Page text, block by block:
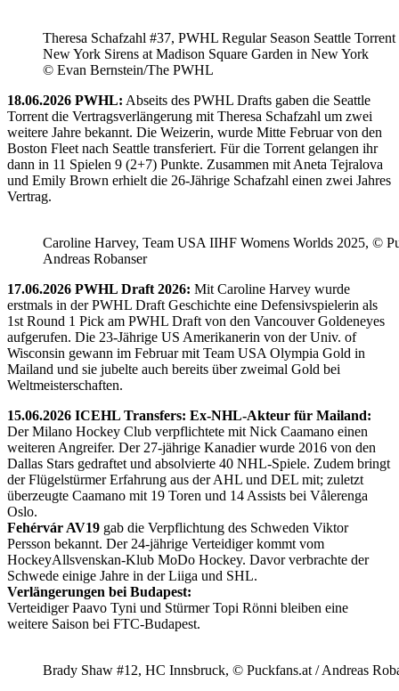
Theresa Schafzahl #37, PWHL Regular Season Seattle Torrent
New York Sirens at Madison Square Garden in New York
© Evan Bernstein/The PWHL
18.06.2026 PWHL: Abseits des PWHL Drafts gaben die Seattle
Torrent die Vertragsverlängerung mit Theresa Schafzahl um zwei
weitere Jahre bekannt. Die Weizerin, wurde Mitte Februar von den
Boston Fleet nach Seattle transferiert. Für die Torrent gelangen ihr
dann in 11 Spielen 9 (2+7) Punkte. Zusammen mit Aneta Tejralova
und Emily Brown erhielt die 26-Jährige Schafzahl einen zwei Jahres
Vertrag.
Caroline Harvey, Team USA IIHF Womens Worlds 2025, ©
Andreas Robanser
17.06.2026 PWHL Draft 2026: Mit Caroline Harvey wurde
erstmals in der PWHL Draft Geschichte eine Defensivspielerin als
1st Round 1 Pick am PWHL Draft von den Vancouver Goldeneyes
aufgerufen. Die 23-Jährige US Amerikanerin von der Univ. of
Wisconsin gewann im Februar mit Team USA Olympia Gold in
Mailand und sie jubelte auch bereits über zweimal Gold bei
Weltmeisterschaften.
15.06.2026 ICEHL Transfers: Ex-NHL-Akteur für Mailand:
Der Milano Hockey Club verpflichtete mit Nick Caamano einen
weiteren Angreifer. Der 27-jährige Kanadier wurde 2016 von den
Dallas Stars gedraftet und absolvierte 40 NHL-Spiele. Zudem bringt
der Flügelstürmer Erfahrung aus der AHL und DEL mit; zuletzt
überzeugte Caamano mit 19 Toren und 14 Assists bei Vålerenga
Oslo.
Fehérvár AV19 gab die Verpflichtung des Schweden Viktor
Persson bekannt. Der 24-jährige Verteidiger kommt vom
HockeyAllsvenskan-Klub MoDo Hockey. Davor verbrachte der
Schwede einige Jahre in der Liiga und SHL.
Verlängerungen bei Budapest:
Verteidiger Paavo Tyni und Stürmer Topi Rönni bleiben eine
weitere Saison bei FTC-Budapest.
Brady Shaw #12, HC Innsbruck, © Puckfans.at / Andreas